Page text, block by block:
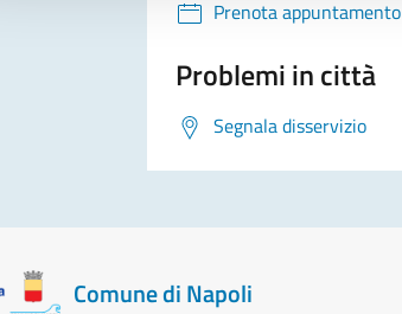
Prenota appuntamento
Problemi in città
Segnala disservizio
Comune di Napoli